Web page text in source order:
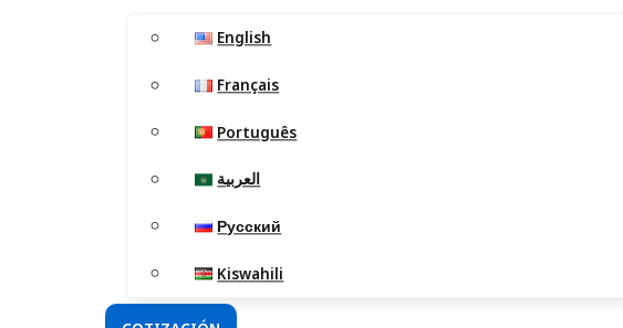
English
Français
Português
العربية
Русский
Kiswahili